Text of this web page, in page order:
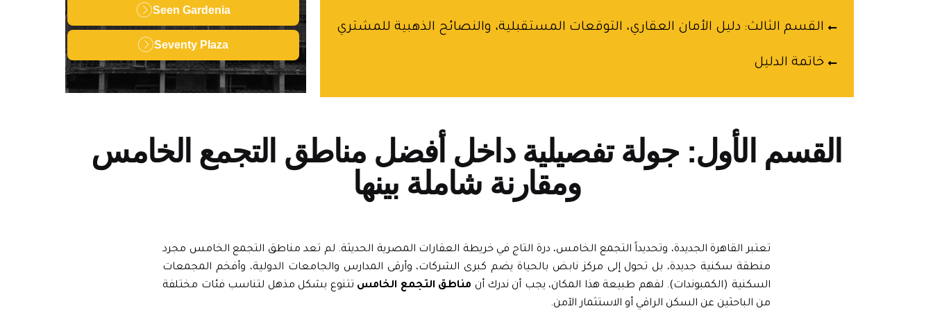
القسم الثالث: دليل الأمان العقاري، التوقعات المستقبلية، والنصائح الذهبية للمشتري
خاتمة الدليل
Seen Gardenia
Seventy Plaza
القسم الأول: جولة تفصيلية داخل أفضل مناطق التجمع الخامس
ومقارنة شاملة بينها
تعتبر القاهرة الجديدة، وتحديداً التجمع الخامس، درة التاج في خريطة العقارات المصرية الحديثة. لم تعد مناطق التجمع الخامس مجرد
منطقة سكنية جديدة، بل تحول إلى مركز نابض بالحياة يضم كبرى الشركات، وأرقى المدارس والجامعات الدولية، وأفخم المجمعات
السكنية (الكمبوندات). لفهم طبيعة هذا المكان، يجب أن ندرك أن مناطق التجمع الخامس تتنوع بشكل مذهل لتناسب فئات مختلفة
من الباحثين عن السكن الراقي أو الاستثمار الآمن.